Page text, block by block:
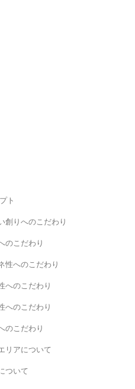
ト
創りへのこだわり
のこだわり
性へのこだわり
へのこだわり
へのこだわり
のこだわり
リアについて
ついて